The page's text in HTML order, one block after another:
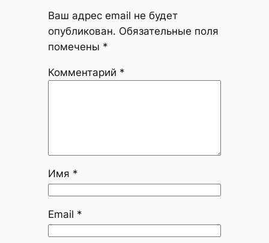
Ваш адрес email не будет
опубликован. Обязательные поля
помечены *
Комментарий *
Имя *
Email *